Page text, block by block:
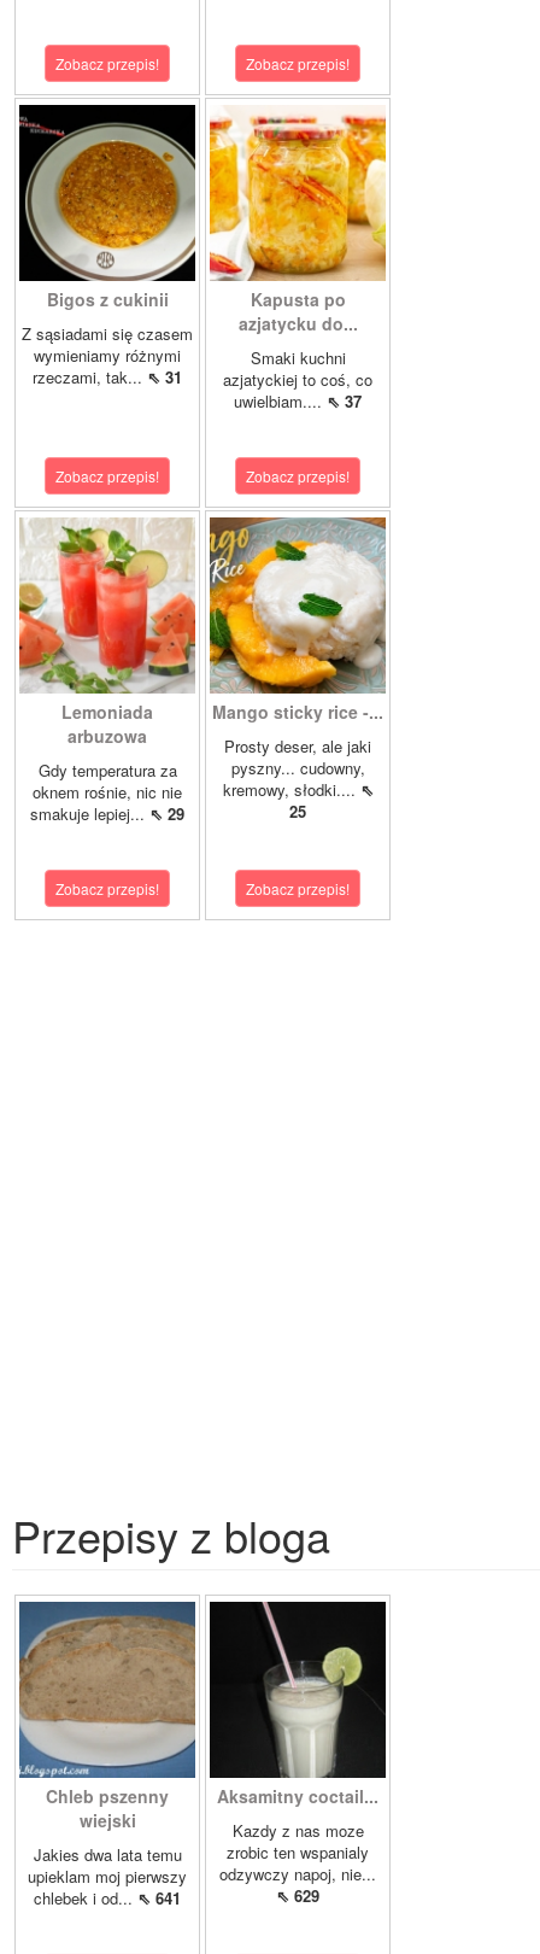
Zobacz przepis! Zobacz przepis!
Bigos z cukinii
Z sąsiadami się czasem
wymieniamy różnymi
rzeczami, tak... ⇖ 31
Zobacz przepis!
Kapusta po
azjatycku do...
Smaki kuchni
azjatyckiej to coś, co
uwielbiam.... ⇖ 37
Zobacz przepis!
Lemoniada
arbuzowa
Gdy temperatura za
oknem rośnie, nic nie
smakuje lepiej... ⇖ 29
Zobacz przepis!
Mango sticky rice -...
Prosty deser, ale jaki
pyszny... cudowny,
kremowy, słodki.... ⇖
25
Zobacz przepis!
Przepisy z bloga
Chleb pszenny
wiejski
Jakies dwa lata temu
upieklam moj pierwszy
chlebek i od... ⇖ 641
Aksamitny coctail...
Kazdy z nas moze
zrobic ten wspanialy
odzywczy napoj, nie...
⇖ 629